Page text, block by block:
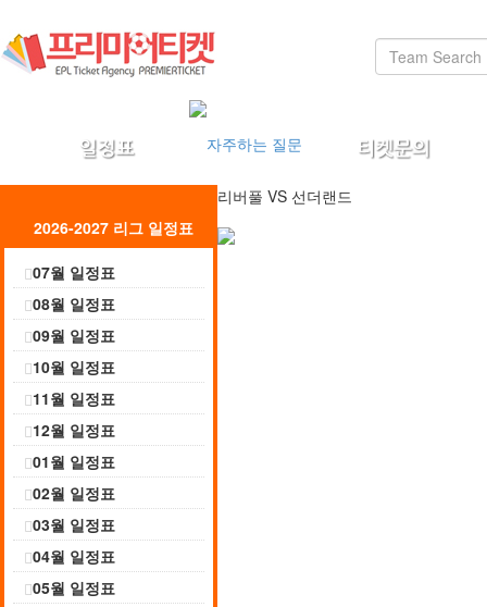
2026-2027 리그 일정표
07월 일정표
08월 일정표
09월 일정표
10월 일정표
11월 일정표
12월 일정표
01월 일정표
02월 일정표
03월 일정표
04월 일정표
05월 일정표
리버풀 VS 선더랜드